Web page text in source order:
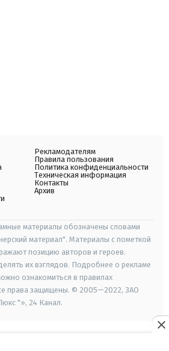
Рекламодателям
Правила пользования
Политика конфиденциальности
Техническая информация
Контакты
Архив
материалы обозначены словами
материал". Материалы с пометкой
позицию авторов и героев.
их взглядов. Подробнее о рекламе
ознакомиться в правилах
права защищены. © 2005—2022, ЗАО
"», 24 Канал.